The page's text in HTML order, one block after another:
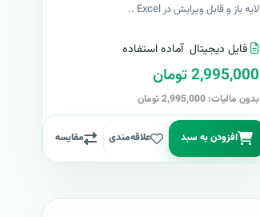
لایه باز و قابل ویرایش در Excel ..
فایل دیجیتال آماده استفاده
2,995,000 تومان
بدون مالیات: 2,995,000 تومان
افزودن به سبد علاقه‌مندی مقایسه